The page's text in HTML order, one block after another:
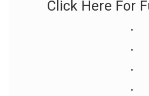
Click Here For
.
.
.
.